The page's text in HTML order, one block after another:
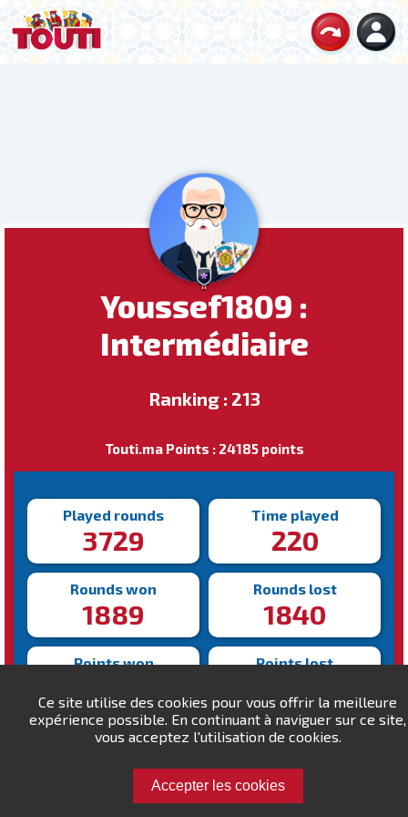
Ce site utilise des cookies pour vous offrir la meilleure
expérience possible. En continuant à naviguer sur ce site,
vous acceptez l'utilisation de cookies.
Accepter les cookies
Youssef1809 :
Intermédiaire
Ranking : 213
Touti.ma Points : 24185 points
Played rounds
3729
Time played
220
Rounds won
1889
Rounds lost
1840
Points won Points lost
Fastest victory
94s
Slowest victory
1262s